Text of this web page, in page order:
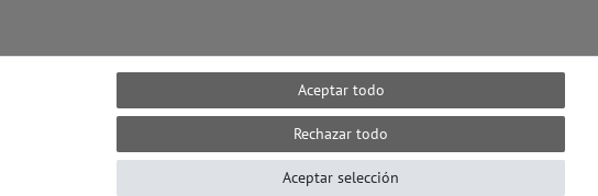
Aceptar todo
Rechazar todo
Aceptar selección